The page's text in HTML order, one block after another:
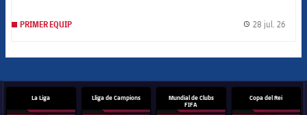
PRIMER EQUIP 28 jul. 26
La Liga Lliga de Campions
Mundial de Clubs
FIFA
Copa del Rei